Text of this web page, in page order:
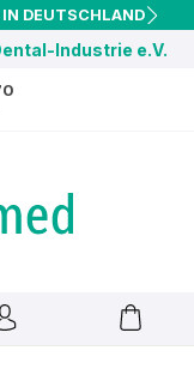
DEUTSCHLAND
Industrie e.V.